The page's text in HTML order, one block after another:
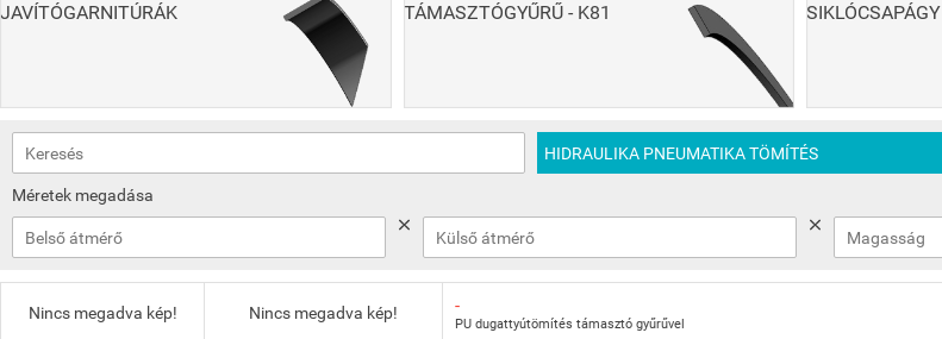
JAVÍTÓGARNITÚRÁK TÁMASZTÓGYŰRŰ - K81 SIKLÓCSAPÁGY
HIDRAULIKA PNEUMATIKA TÖMÍTÉS
Méretek megadása
Nincs megadva kép! Nincs megadva kép! -
PU dugattyútömítés támasztó gyűrűvel